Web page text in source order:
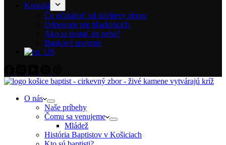
Kontakt
Čo očakávať od návštevy zboru
Odpovede pre hľadajúcich
Ako sa dostať do neba?
Bankové spojenie
O nás
Naše príbehy
Čomu sa venujeme
Mládež
História Baptistov v Košiciach